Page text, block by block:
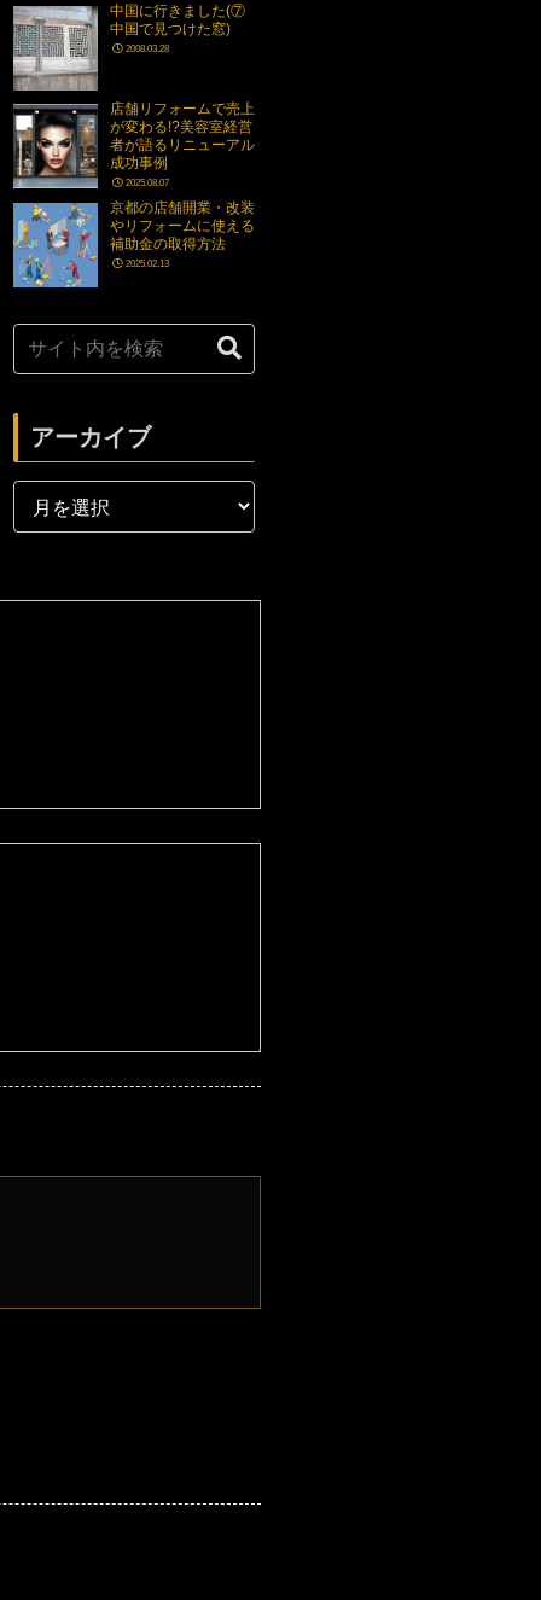
中国に行きました(⑦
中国で見つけた窓)
2008.03.28
店舗リフォームで売上
が変わる!?美容室経営
者が語るリニューアル
成功事例
2025.08.07
京都の店舗開業・改装
やリフォームに使える
補助金の取得方法
2025.02.13
アーカイブ